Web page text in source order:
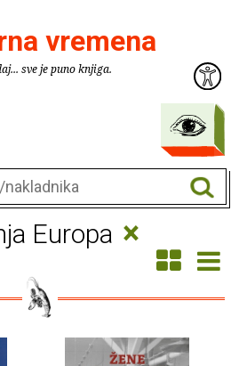
vremena
sve je puno knjiga.
Europa ×